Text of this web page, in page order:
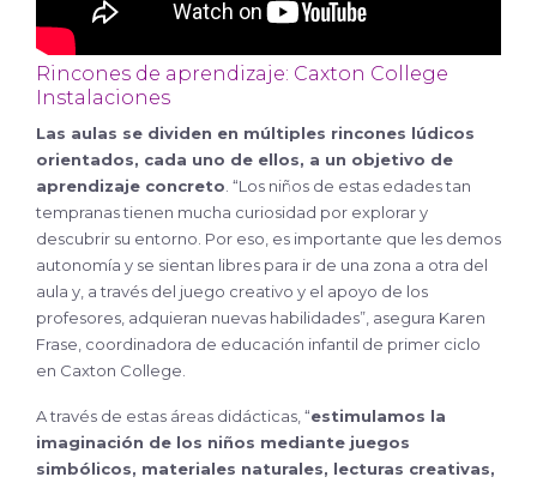
Rincones de aprendizaje: Caxton College
Instalaciones
Las aulas se dividen en múltiples rincones lúdicos
orientados, cada uno de ellos, a un objetivo de
aprendizaje concreto . “Los niños de estas edades tan
tempranas tienen mucha curiosidad por explorar y
descubrir su entorno. Por eso, es importante que les demos
autonomía y se sientan libres para ir de una zona a otra del
aula y, a través del juego creativo y el apoyo de los
profesores, adquieran nuevas habilidades”, asegura Karen
Frase, coordinadora de educación infantil de primer ciclo
en Caxton College.
A través de estas áreas didácticas, “estimulamos la
imaginación de los niños mediante juegos
simbólicos, materiales naturales, lecturas creativas,